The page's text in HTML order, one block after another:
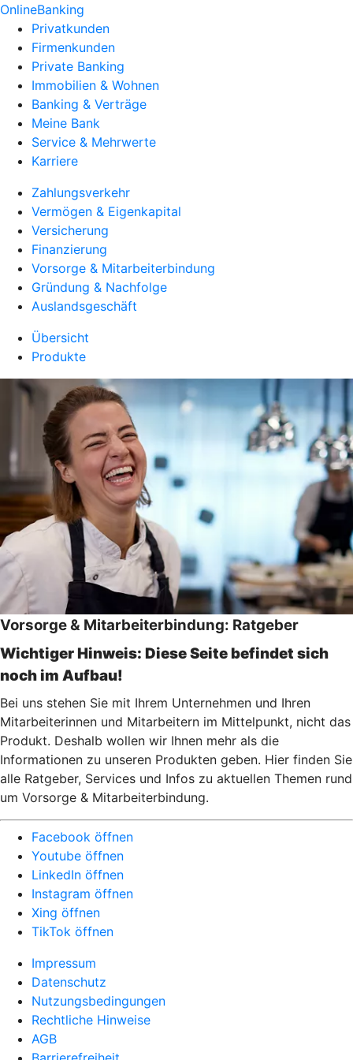
OnlineBanking
Privatkunden
Firmenkunden
Private Banking
Immobilien & Wohnen
Banking & Verträge
Meine Bank
Service & Mehrwerte
Karriere
Zahlungsverkehr
Vermögen & Eigenkapital
Versicherung
Finanzierung
Vorsorge & Mitarbeiterbindung
Gründung & Nachfolge
Auslandsgeschäft
Übersicht
Produkte
Vorsorge & Mitarbeiterbindung: Ratgeber
Wichtiger Hinweis: Diese Seite befindet sich
noch im Aufbau!
Bei uns stehen Sie mit Ihrem Unternehmen und Ihren
Mitarbeiterinnen und Mitarbeitern im Mittelpunkt, nicht das
Produkt. Deshalb wollen wir Ihnen mehr als die
Informationen zu unseren Produkten geben. Hier finden Sie
alle Ratgeber, Services und Infos zu aktuellen Themen rund
um Vorsorge & Mitarbeiterbindung.
Facebook öffnen
Youtube öffnen
LinkedIn öffnen
Instagram öffnen
Xing öffnen
TikTok öffnen
Impressum
Datenschutz
Nutzungsbedingungen
Rechtliche Hinweise
AGB